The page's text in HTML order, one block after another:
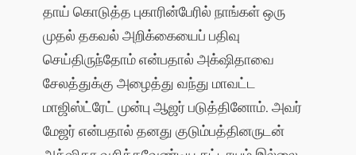
தாய் கொடுத்த புகாரின்பேரில் நாங்கள் ஒரு
முதல் தகவல் அறிக்கையைப் பதிவு
செய்திருந்தோம் என்பதால் அக்‌ஷிதாவை
சேலத்துக்கு அழைத்து வந்து மாவட்ட
மாஜிஸ்ட்ரேட் முன்பு ஆஜர் படுத்தினோம். அவர்
மேஜர் என்பதால் தனது குடும்பத்தினருடன்